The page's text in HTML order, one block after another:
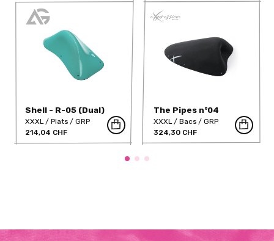
Shell - R-05 (Dual)
XXXL Plats
GRP
214,04 CHF
The Pipes n°04
(FULL)
XXXL Bacs
GRP
324,30 CHF